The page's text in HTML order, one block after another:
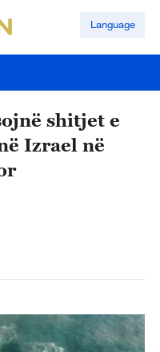
Language
shitjet e
Izrael në